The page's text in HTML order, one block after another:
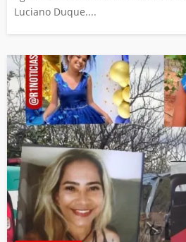
Luciano Duque....